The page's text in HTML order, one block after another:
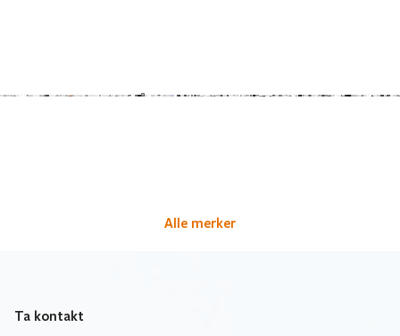
Alle merker
Ta kontakt